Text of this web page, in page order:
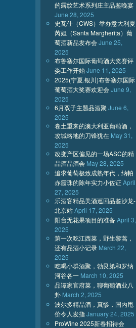
的露纹艺术系列庄主品鉴晚宴
June 28, 2025
史瓦仕（CWS）举办意大利夏
芮妲（Santa Margherita）葡
萄酒新品发布会June 25,
2025
布鲁塞尔国际葡萄酒大奖赛评
委工作开始June 11, 2025
2025(宁夏.银川)布鲁塞尔国际
葡萄酒大奖赛欢迎会June 9,
2025
6月双子主题品酒聚 June 6,
2025
卷土重来的澳大利亚葡萄酒，
攻城略地的刀锋犹在 May 31,
2025
改变产区偏见的一场ASC的精
品酒品酒会 May 28, 2025
追求葡萄极致成熟年代，纳帕
赤霞珠的陈年实力小佐证April
27, 2025
乐酒客精品美酒巡回品鉴沙龙-
北京站April 17, 2025
阳台无花果项目的准备April 3,
2025
第一次吃江西菜，野生黎蒿，
还有品酒小记录 March 22,
2025
吃喝小群酒聚，勃艮第和罗纳
河谷各一 March 10, 2025
品谭家官府菜，聊葡萄酒业八
卦 March 2, 2025
波尔多精品酒，真惨，国内甩
价令人发指January 24, 2025
ProWine 2025新春招待会